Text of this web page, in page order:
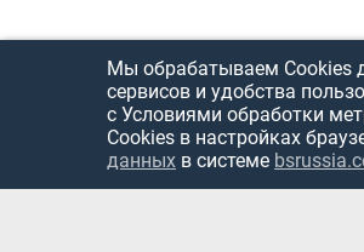
Мы обрабатываем Cookies
сервисов и удобства
с Условиями обработки
Cookies в настройках
данных в системе